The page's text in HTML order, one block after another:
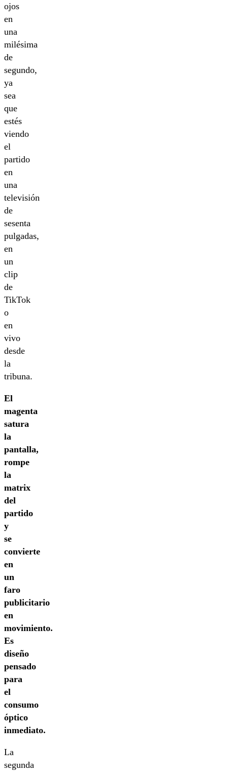
ojos
en
una
milésima
de
segundo,
ya
sea
que
estés
viendo
el
partido
en
una
televisión
de
sesenta
pulgadas,
en
un
clip
de
TikTok
o
en
vivo
desde
la
tribuna.
El
magenta
satura
la
pantalla,
rompe
la
matrix
del
partido
y
se
convierte
en
un
faro
publicitario
en
movimiento.
Es
diseño
pensado
para
el
consumo
óptico
inmediato.
La
segunda